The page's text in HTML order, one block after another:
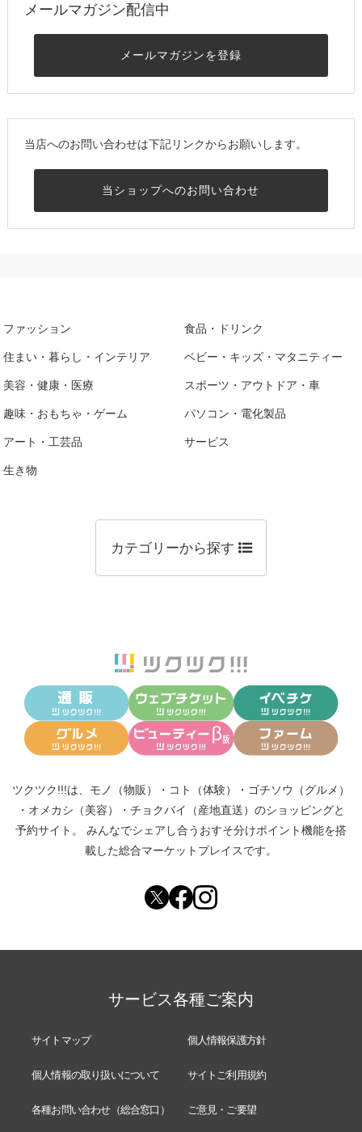
メールマガジン配信中
メールマガジンを登録
当店へのお問い合わせは下記リンクからお願いします。
当ショップへのお問い合わせ
ファッション 食品・ドリンク
住まい・暮らし・インテリア ベビー・キッズ・マタニティー
美容・健康・医療 スポーツ・アウトドア・車
趣味・おもちゃ・ゲーム パソコン・電化製品
アート・工芸品 サービス
生き物
カテゴリーから探す
ツクツク!!!は、 モノ（物販） ・ コト（体験） ・ ゴチソウ（グルメ）
・ オメカシ（美容） ・ チョクバイ（産地直送） のショッピングと
予約サイト。
みんなでシェアし合う おすそ分けポイント機能を搭
載した総合マーケットプレイスです。
サービス各種ご案内
サイトマップ 個人情報保護方針
個人情報の取り扱いについて サイトご利用規約
各種お問い合わせ（総合窓口） ご意見・ご要望